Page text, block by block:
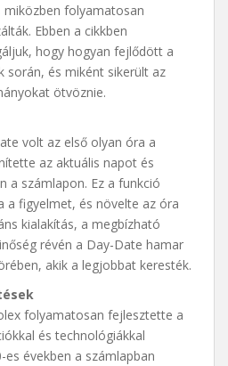
folyamatosan
Ebben a cikkben
hogy hogyan fejlődött a
során, és miként sikerült az
ötvöznie.
volt az első olyan óra a
az aktuális napot és
a számlapon. Ez a funkció
a figyelmet, és növelte az óra
kialakítás, a megbízható
révén a Day-Date hamar
akik a legjobbat keresték.
folyamatosan fejlesztette a
és technológiákkal
es években a számlapban